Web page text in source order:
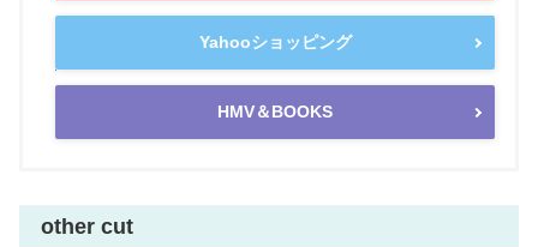
Yahooショッピング
HMV＆BOOKS
other cut